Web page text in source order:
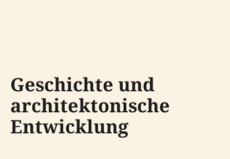
Geschichte und
architektonische
Entwicklung